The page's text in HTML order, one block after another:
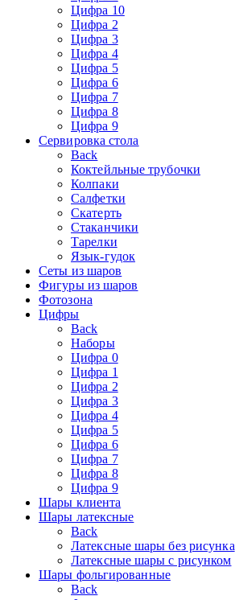
Цифра 10
Цифра 2
Цифра 3
Цифра 4
Цифра 5
Цифра 6
Цифра 7
Цифра 8
Цифра 9
Сервировка стола
Back
Коктейльные трубочки
Колпаки
Салфетки
Скатерть
Стаканчики
Тарелки
Язык-гудок
Сеты из шаров
Фигуры из шаров
Фотозона
Цифры
Back
Наборы
Цифра 0
Цифра 1
Цифра 2
Цифра 3
Цифра 4
Цифра 5
Цифра 6
Цифра 7
Цифра 8
Цифра 9
Шары клиента
Шары латексные
Back
Латексные шары без рисунка
Латексные шары с рисунком
Шары фольгированные
Back